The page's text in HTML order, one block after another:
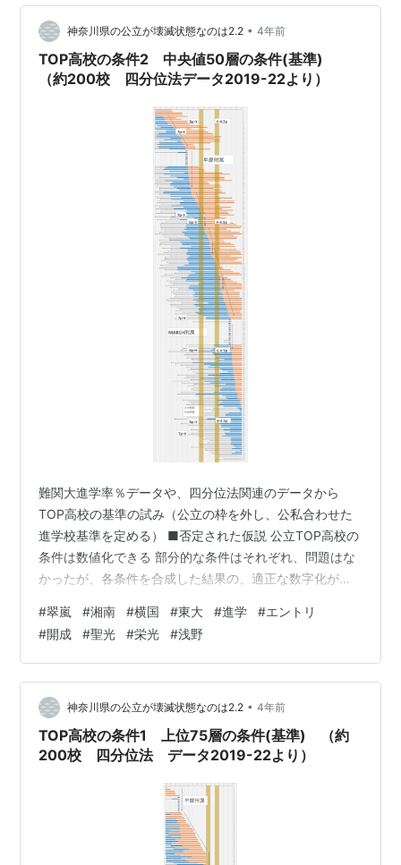
ータスを目指して宿泊しています！ 6月には、東山にあ
るウエスティン京都に宿泊して、 その時は、ジュニアス
イートルーム？にアップグレ…
神奈川県の公立が壊滅状態なのは2.2 • 4年前
TOP高校の条件2 中央値50層の条件(基準)
（約200校 四分位法データ2019-22より）
難関大進学率％データや、四分位法関連のデータから
TOP高校の基準の試み（公立の枠を外し、公私合わせた
進学校基準を定める） ■否定された仮説 公立TOP高校の
条件は数値化できる 部分的な条件はそれぞれ、問題はな
かったが、各条件を合成した結果の、適正な数字化がで
上記の条件（基準）から、 中央値50層の基準値を変更
5.0p→6.0p 地域補正は4.0～6.0p データを増やして、各
条件で検証してみる 「率」上位75層の基準を検証する。
「率」中央値50層←本投稿 「率」上位25層 「率」難関
大学進学力% 「数」難関大学進…
#翠嵐 #湘南 #横国 #東大 #進学 #エントリ
#開成 #聖光 #栄光 #浅野
神奈川県の公立が壊滅状態なのは2.2 • 4年前
TOP高校の条件1 上位75層の条件(基準) （約
200校 四分位法 データ2019-22より）